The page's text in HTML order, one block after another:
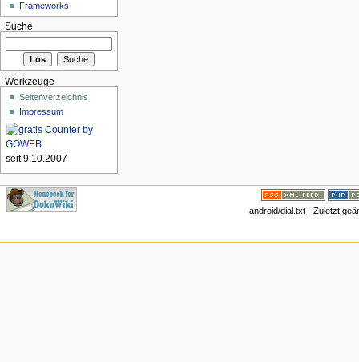
Frameworks
Suche
Werkzeuge
Seitenverzeichnis
Impressum
seit 9.10.2007
android/dial.txt · Zuletzt